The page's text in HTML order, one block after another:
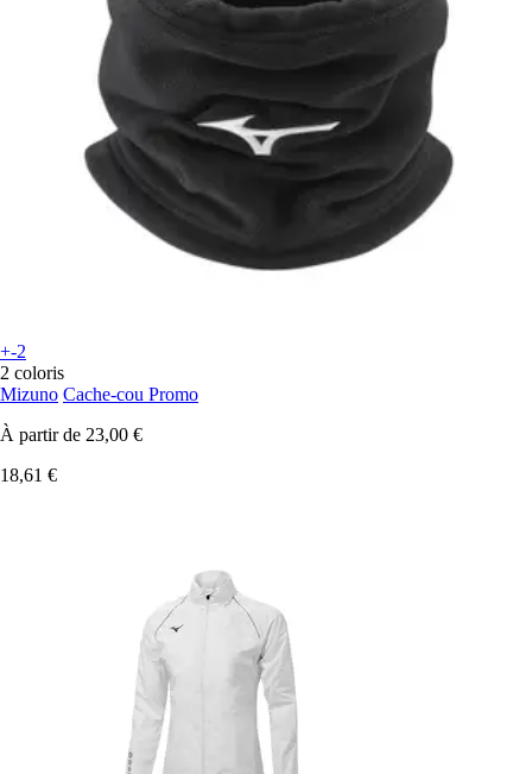
+-2
2 coloris
Mizuno Cache-cou Promo
À partir de 23,00 €
18,61 €